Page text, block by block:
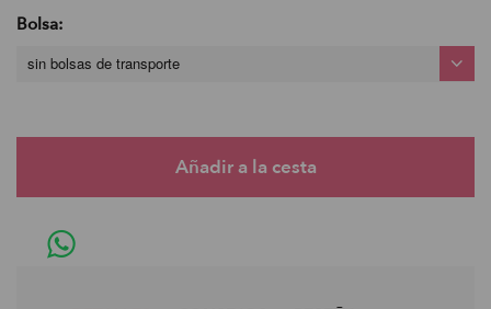
Bolsa:
sin bolsas de transporte